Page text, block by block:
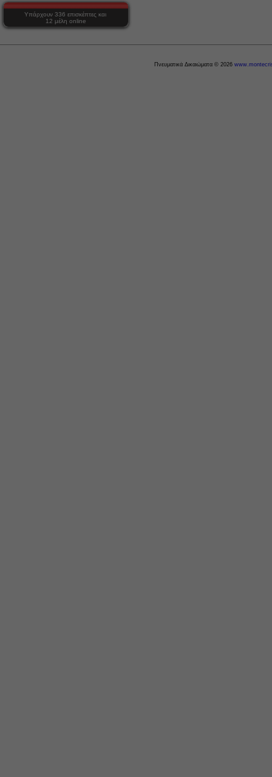
Υπάρχουν 336 επισκέπτες και
12 μέλη online
Πνευματικά Δικαιώματα © 2026